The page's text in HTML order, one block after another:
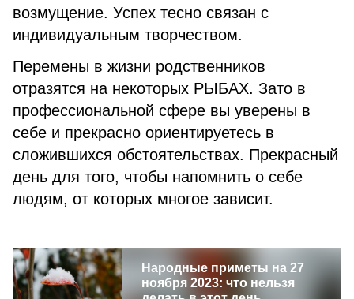
возмущение. Успех тесно связан с
индивидуальным творчеством.
Перемены в жизни родственников
отразятся на некоторых РЫБАХ. Зато в
профессиональной сфере вы уверены в
себе и прекрасно ориентируетесь в
сложившихся обстоятельствах. Прекрасный
день для того, чтобы напомнить о себе
людям, от которых многое зависит.
Народные приметы на 27
ноября 2023: что нельзя